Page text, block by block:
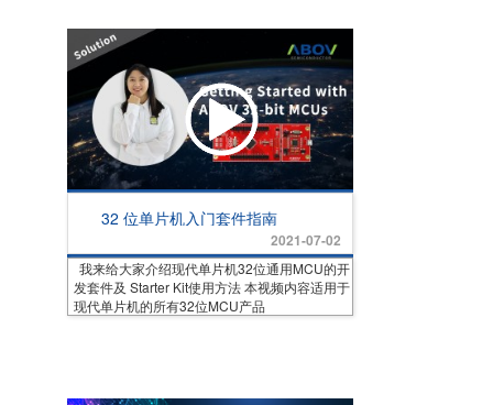
32 位单片机入门套件指南
2021-07-02
我来给大家介绍现代单片机32位通用MCU的开
发套件及 Starter Kit使用方法 本视频内容适用于
现代单片机的所有32位MCU产品